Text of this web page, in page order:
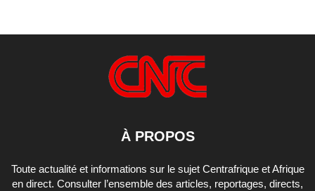
À PROPOS
Toute actualité et informations sur le sujet Centrafrique et Afrique
en direct. Consulter l’ensemble des articles, reportages, directs,